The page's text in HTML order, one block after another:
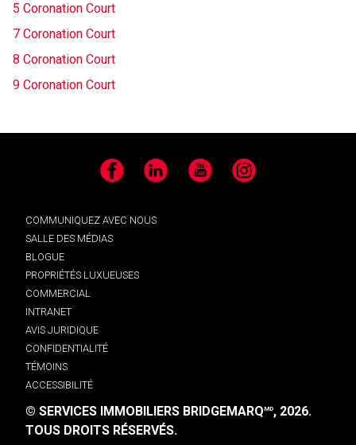
5 Coronation Court
7 Coronation Court
8 Coronation Court
9 Coronation Court
Facebook LinkedIn YouTube Instagram
COMMUNIQUEZ AVEC NOUS
SALLE DES MÉDIAS
BLOGUE
PROPRIÉTÉS LUXUEUSES
COMMERCIAL
INTRANET
AVIS JURIDIQUE
CONFIDENTIALITÉ
TÉMOINS
ACCESSIBILITÉ
© SERVICES IMMOBILIERS BRIDGEMARQMD, 2026.
TOUS DROITS RÉSERVÉS.